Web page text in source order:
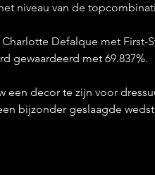
niveau van de
Defalque met First-
gewaardeerd met 69.837%.
een decor te zijn voor
bijzonder geslaagde